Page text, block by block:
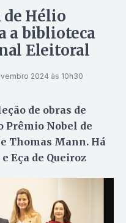
de Hélio
a biblioteca
Eleitoral
2024 às 10h30
de obras de
Prêmio Nobel de
Thomas Mann. Há
Eça de Queiroz